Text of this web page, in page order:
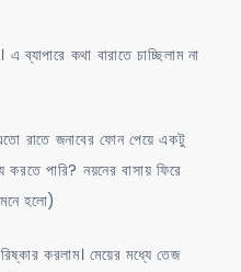
কথা বারাতে চাচ্ছিলাম না
রাতে জনাবের ফোন পেয়ে একটু
পারি? নয়নের বাসায় ফিরে
হলো)
করলাম। মেয়ের মধ্যে তেজ